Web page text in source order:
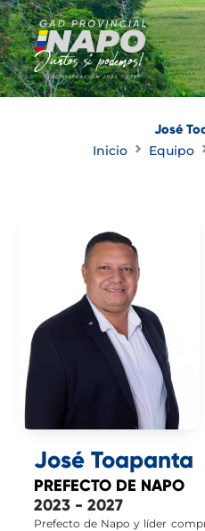
Ir
al
contenido
José
Inicio
Equipo
José Toapanta
PREFECTO DE NAPO
2023 - 2027
Prefecto de Napo y líder